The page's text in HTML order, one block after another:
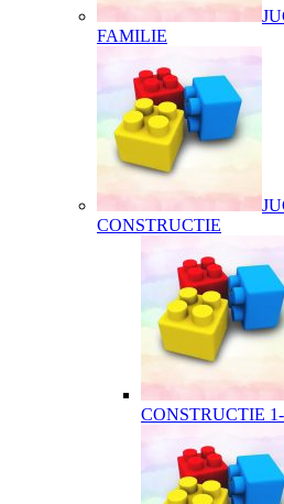
FAMILIE
CONSTRUCTIE
CONSTRUCTIE